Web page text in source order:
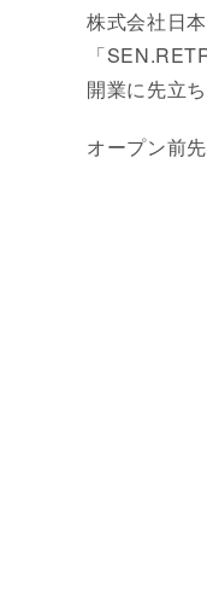
株式会社日
「
開業に先立
オープン前